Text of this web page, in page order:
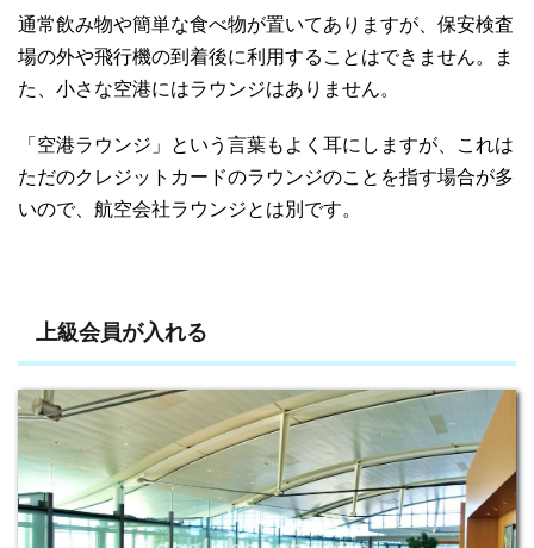
通常飲み物や簡単な食べ物が置いてありますが、保安検査
場の外や飛行機の到着後に利用することはできません。ま
た、小さな空港にはラウンジはありません。
「空港ラウンジ」という言葉もよく耳にしますが、これは
ただのクレジットカードのラウンジのことを指す場合が多
いので、航空会社ラウンジとは別です。
上級会員が入れる